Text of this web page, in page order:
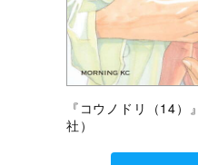
『コウノドリ（14
社）